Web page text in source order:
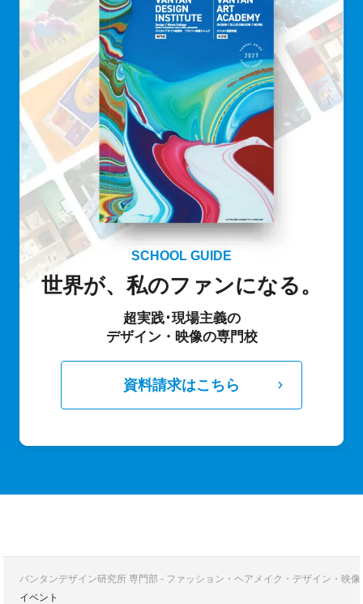
SCHOOL GUIDE
世界が、私のファンになる。
超実践･現場主義の
デザイン・映像の専門校
資料請求はこちら
バンタンデザイン研究所 専門部 - ファッション・ヘアメイク・デザイン・映
イベント